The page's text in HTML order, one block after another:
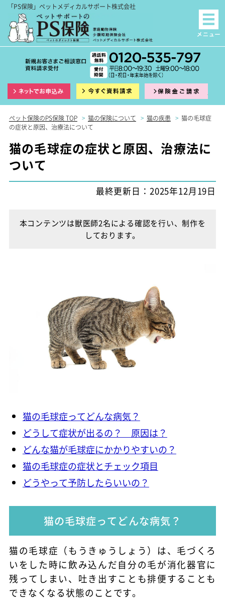
「PS保険」ペットメディカルサポート株式会社
インターネット申込 資料請求
ペット保険のPS保険 TOP > 猫の保険について > 猫の疾患 > 猫の毛球症
の症状と原因、治療法について
猫の毛球症の症状と原因、治療法に
ついて
最終更新日：2025年12月19日
本コンテンツは獣医師2名による確認を行い、制作を
しております。
猫の毛球症ってどんな病気？
どうして症状が出るの？ 原因は？
どんな猫が毛球症にかかりやすいの？
猫の毛球症の症状とチェック項目
どうやって予防したらいいの？
猫の毛球症ってどんな病気？
猫の毛球症（もうきゅうしょう）は、毛づくろ
いをした時に飲み込んだ自分の毛が消化器官に
残ってしまい、吐き出すことも排便することも
できなくなる状態のことです。